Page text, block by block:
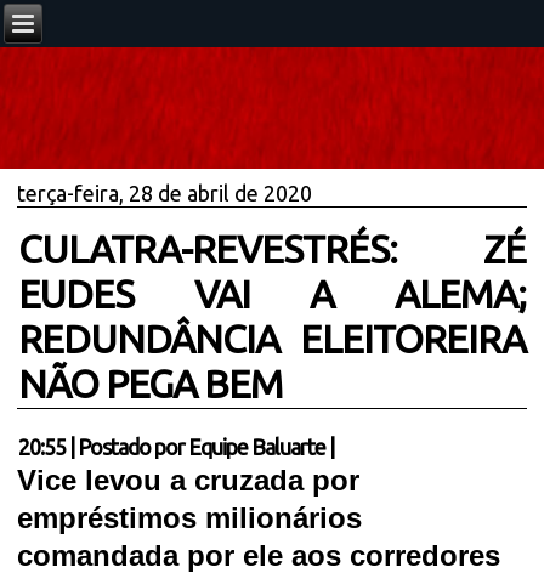
terça-feira, 28 de abril de 2020
CULATRA-REVESTRÉS: ZÉ
EUDES VAI A ALEMA;
REDUNDÂNCIA ELEITOREIRA
NÃO PEGA BEM
20:55| Postado por Equipe Baluarte
Vice levou a cruzada por
empréstimos milionários
comandada por ele aos corredores